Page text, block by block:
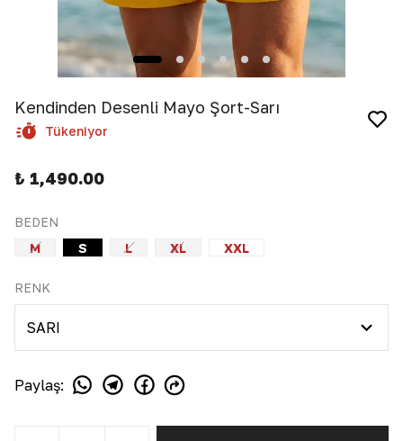
Kendinden Desenli Mayo Şort-Sarı
Tükeniyor
₺ 1,490.00
BEDEN
M
S L XL XXL
RENK
Paylaş: